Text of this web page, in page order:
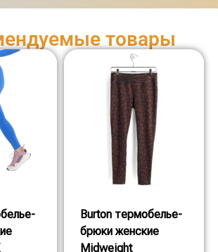
товары
Burton термобелье-
брюки женские
Midweight